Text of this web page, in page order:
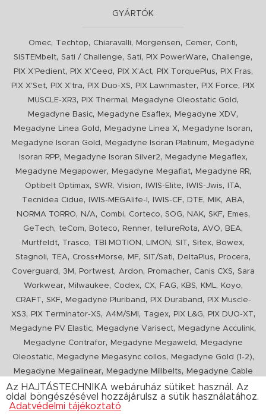
GYÁRTÓK
Omec, Techtop, Chiaravalli, Morgensen, Cemer, Conti,
SISTEMbelt, Sati / Challenge, Sati, PIX PowerWare, Challenge,
PIX X'Pedient, PIX X'Ceed , PIX X'Act, PIX TorquePlus, PIX Fras,
PIX X'Set, PIX X'tra, PIX Duo-XS, PIX Lawnmaster, PIX Force,
PIX
MUSCLE-XR3, PIX Thermal , Megadyne Oleostatic Gold ,
Megadyne Basic, Megadyne Esaflex, Megadyne XDV,
Megadyne Linea Gold , Megadyne Linea X, Megadyne Isoran,
Megadyne Isoran Gold , Megadyne Isoran Platinum,
Megadyne
Isoran RPP, Megadyne Isoran Silver2, Megadyne Megaflex,
Megadyne Megapower, Megadyne Megaflat, Megadyne RR,
Optibelt Optimax, SWR, Vision, IWIS-Elite, IWIS-Jwis, ITA,
Tecnidea Cidue, IWIS-MEGAlife-I , IWIS-CF, DTE, MIK, ABA,
NORMA TORRO, N/A, Combi, Corteco, SOG, NAK, SKF, Emes,
GeTech, teCom, Boteco, Renner, tellureRota, AVO, BEA,
Murtfeldt, Trasco, TBI MOTION , LIMON , SIT, Sitex, Bowex,
Stagnoli, TEA, Cross+Morse, MF, SIT/Sati, DeltaPlus, Procera,
Coverguard , 3M , Portwest, Ardon, Promacher, Canis CXS, Sara
Workwear, Milwaukee, Codex, CX, FAG, KBS, KML, Koyo,
CRAFT, SKF, Megadyne Pluriband , PIX Duraband ,
PIX Muscle-
XS3, PIX Terminator-XS, A4M/SMI , Tagex, PIX L&G, PIX DUO-XT,
Megadyne PV Elastic, Megadyne Varisect, Megadyne Acculink,
Megadyne Contrafor, Megadyne Megaweld ,
Megadyne
Oleostatic, Megadyne Megasync collos, Megadyne Gold (1-2),
Megadyne Megalinear, Megadyne Millbelts,
Megadyne Cable
Pull, PIX X'Ceed,Megadyne Pull Down, Optibelt VB,Mitsuboshi
ConCar,Megadyne Megarib ,PIX HARVESTER,Urgent
Az HAJTÁSTECHNIKA webáruház sütiket használ. Az
oldal böngészésével hozzájárulsz a sütik használatához.
Adatvédelmi tájékoztató